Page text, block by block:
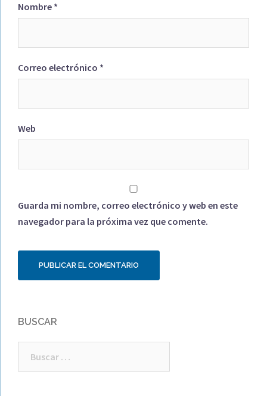
Nombre *
Correo electrónico *
Web
Guarda mi nombre, correo electrónico y web en este
navegador para la próxima vez que comente.
BUSCAR